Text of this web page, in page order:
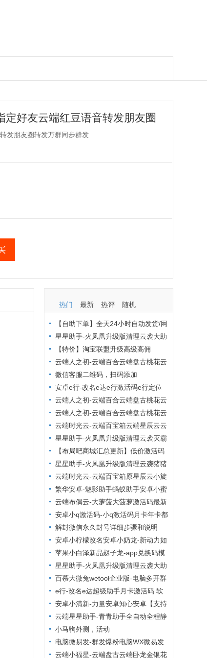
好友云端红豆语音转发朋友圈
发朋友圈转发万群同步群发
热门 最新 热评 随机
【自助下单】全天24小时自动发货/网
页自动秒发激活码/低价激活码商城/布
局吧商城/激活码批发商城
星星助手-火凤凰升级版清理云袭大助
手小麻雀清理僵尸粉查单删【小麻雀清
理周卡】
【特价】淘宝联盟升级高级高佣
云端人之初-云端百合云端盘古桃花云
小红花云端优乐美原冰淇淋最新官网地
址激活码【云端转发朋友圈点赞爆粉转
发评论】
微信客服二维码，扫码添加
安卓e行-改名e达e行激活码e行定位
打卡安卓定位软件激活码虚拟专家原安
卓虚拟帮手月卡年卡【安卓虚拟定位】
云端人之初-云端百合云端盘古桃花云
云端金银花小红花小蜻蜓云玲珑九朵云
小叮当【突破封圈提醒云端转发朋友圈
万群同步】
云端人之初-云端百合云端盘古桃花云
云端云转发【云端转发跟圈点赞】云转
发-云端转发不封号，收藏转发朋友圈，
自动同步转发朋友圈
云端时光云-云端百宝箱云端星辰云云
端小旋风【转发朋友圈大视频自动点赞
群管理VIP影视】
星星助手-火凤凰升级版清理云袭灭霸
清粉查单删激活码大助手小麻雀清理系
列后台无限码【小麻雀清理僵尸粉清理
通讯录查屏蔽清理朋友
【布局吧商城汇总更新】低价激活码
商城，24小时自动发货，布局吧商城
星星助手-火凤凰升级版清理云袭猪猪
清理僵尸粉周卡【云端清粉周卡】
云端时光云-云端百宝箱原星辰云小旋
风繁华安卓-魅影助手蚂蚁助手安卓小蜜
助手安卓多开分身
云端布偶云-大萝菠大菠萝激活码最新
地址官网‬【云端转发朋友圈快手大视
频】
安卓小q激活码-小q激活码月卡年卡都
有打卡安卓虚拟定位
解封微信永久封号详细步骤和说明
安卓小柠檬改名安卓小奶龙-新动力如
意安卓安卓多开分身
苹果小白泽新品赵子龙-app兑换码模
式激活码/苹果tf兑换模式
星星助手-火凤凰升级版清理云袭大助
手老绵羊管家清理系列后台无限码【老
绵羊管家清理僵尸粉清理通
百慕大微兔wetool企业版-电脑多开群
发爆粉群管
e行-改名e达超级助手月卡激活码 软
件定位-支持钉钉虚拟定位任意多开
安卓小清新-力量安卓知心安卓【支持
鸿蒙转发朋友圈虚拟定位万群同步】
云端星星助手-青青助手全自动全程静
默清理僵尸粉
小马驹外测，活动
电脑微易发-群发爆粉电脑WX微易发
特供版年卡带朋友圈功能
云端小福星-云端盘古云端卧龙金银花